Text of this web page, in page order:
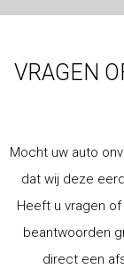
VRAGEN
Mocht uw auto
dat wij deze
Heeft u vragen
beantwoorden
direct een